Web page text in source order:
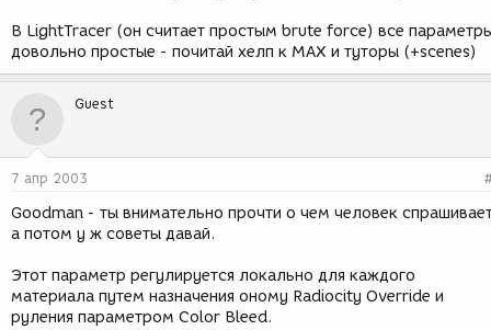
В LightTracer (он считает простым brute force) все
довольно простые - почитай хелп к МАХ и туторы (+scenes)
Guest
7 апр 2003
Goodman - ты внимательно прочти о чем человек
а потом у ж советы давай.
Этот параметр регулируется локально для каждого
материала путем назначения оному Radiocity Override и
руления параметром Color Bleed.